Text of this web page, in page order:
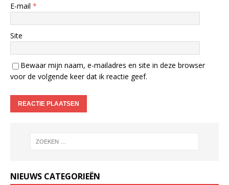
E-mail *
Site
Bewaar mijn naam, e-mailadres en site in deze browser
voor de volgende keer dat ik reactie geef.
NIEUWS CATEGORIEËN